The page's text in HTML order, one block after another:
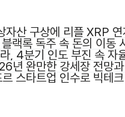
자산 구상에 리플 XRP
랙록 독주 속 돈의 이동
, 4분기 인도 부진 속 자
년 완만한 강세장 전망
스타트업 인수로 빅테